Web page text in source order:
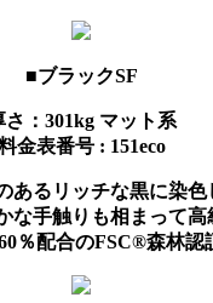
■ブラックSF
さ：301kg マット系
金表番号 : 151eco
あるリッチな黒に染色
な手触りも相まって高
％配合のFSC®森林認